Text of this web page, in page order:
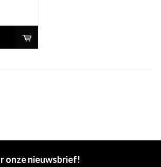
onze nieuwsbrief!